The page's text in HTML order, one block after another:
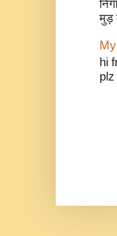
मुड़
hi